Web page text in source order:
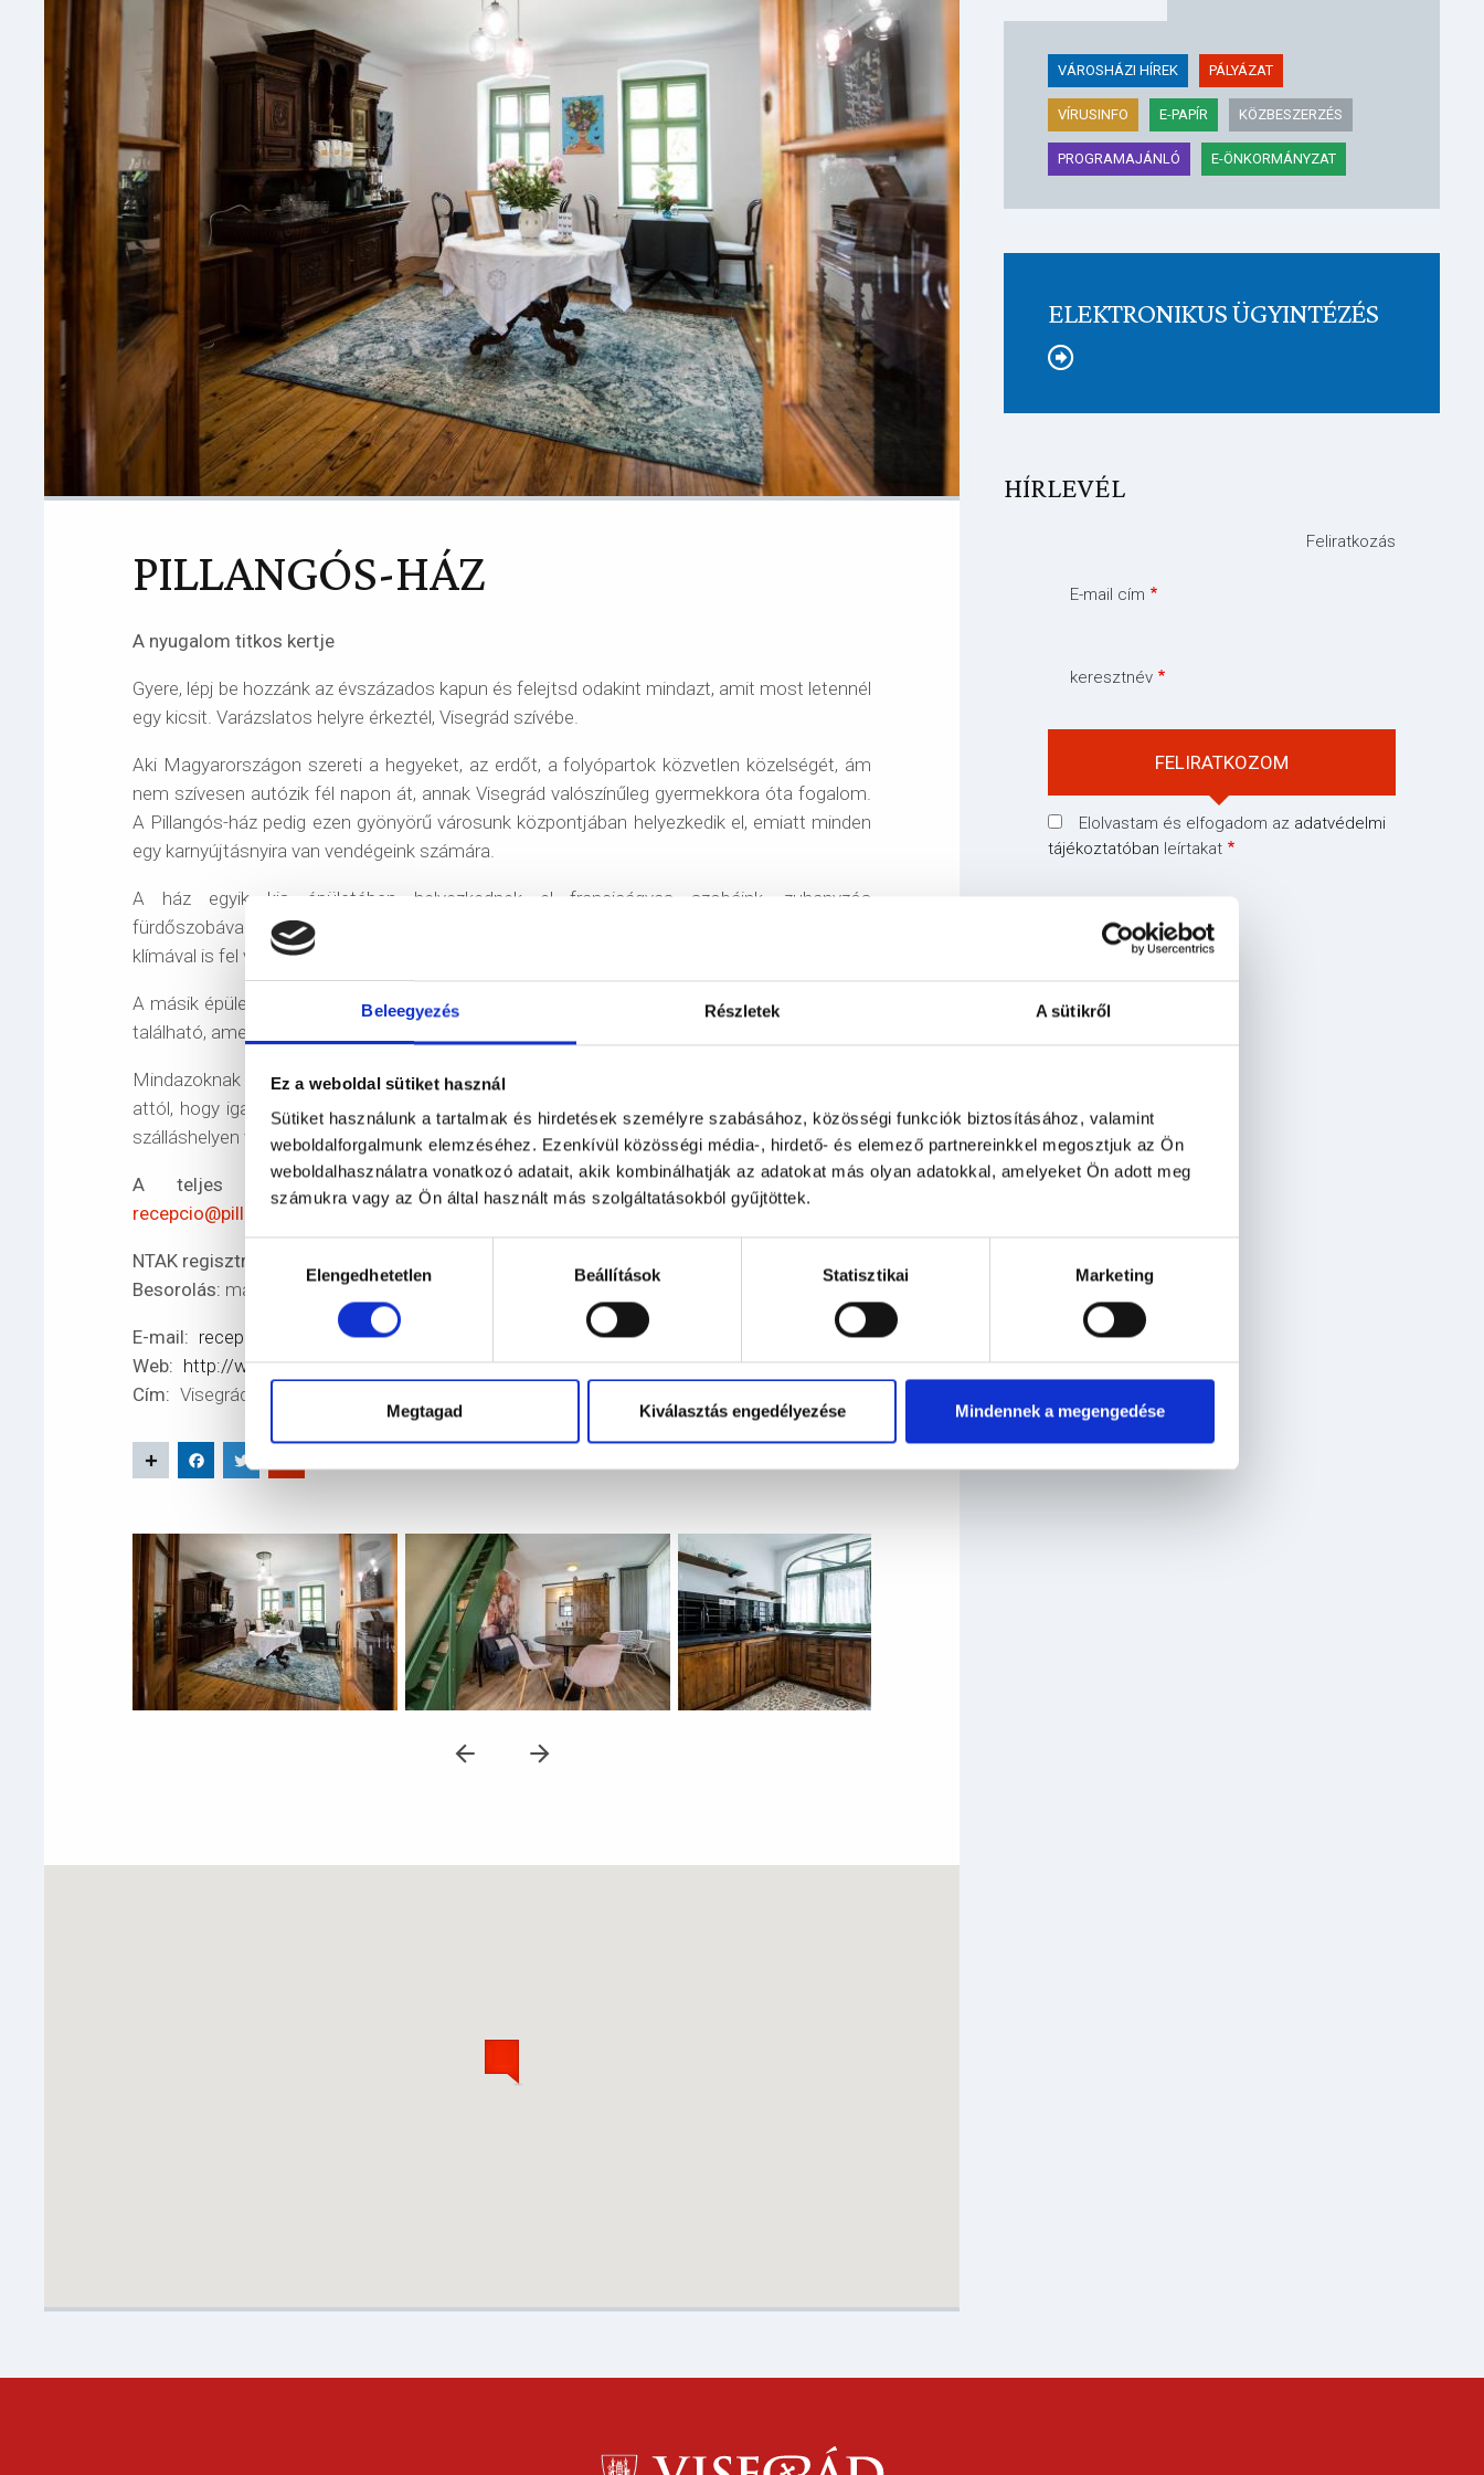
Beleegyezés Részletek A sütikről
Ez a weboldal sütiket használ
Sütiket használunk a tartalmak és hirdetések személyre szabásához, közösségi funkciók biztosításához, valamint
weboldalforgalmunk elemzéséhez. Ezenkívül közösségi média-, hirdető- és elemező partnereinkkel megosztjuk az Ön
weboldalhasználatra vonatkozó adatait, akik kombinálhatják az adatokat más olyan adatokkal, amelyeket Ön adott meg
számukra vagy az Ön által használt más szolgáltatásokból gyűjtöttek.
kiválasztásaElengedhetetlen Beállítások Statisztikai Marketing
Megtagad Kiválasztás engedélyezése Mindennek a megengedése
PILLANGÓS-HÁZ
A nyugalom titkos kertje
Gyere, lépj be hozzánk az évszázados kapun és felejtsd odakint mindazt, amit most letennél
egy kicsit. Varázslatos helyre érkeztél, Visegrád szívébe.
Aki Magyarországon szereti a hegyeket, az erdőt, a folyópartok közvetlen közelségét, ám
nem szívesen autózik fél napon át, annak Visegrád valószínűleg gyermekkora óta fogalom.
A Pillangós-ház pedig ezen gyönyörű városunk központjában helyezkedik el, emiatt minden
egy karnyújtásnyira van vendégeink számára.
A ház egyik kis épületében helyezkednek el franciaágyas szobáink, zuhanyzós
fürdőszobával, valamint a 4 fős apartmanunk. Szobáink kávé- teafőzővel, mini hűtővel és
klímával is fel vannak szerelve. Az apartmanhoz saját konyha, étkező és nappali is tartozik.
A másik épületben egy teljesen felszerelt egyedi konyha, étkező és egy hangulatos nappali
található, amely felár ellenében használható.
Mindazoknak ajánljuk szeretettel, akik rendhagyó környezetben kívánnak pihenni, függetlenül
attól, hogy igazi nagy elvonulás, meditációs időtöltés, vagy egyszerűen csak egy izgalmas
szálláshelyen való feltöltődés a cél.
A teljes ház bérléssel kapcsolatban kérd egyedi ajánlatunkat a
recepcio@pillangos-haz.hu
e-mail címen.
NTAK regisztrációs szám:
Besorolás: magánszálláshely
E-mail
recepcio@pillangos-haz.hu
Web
http://www.pillangos-haz.hu
Cím
Visegrád, Nagy Lajos u. 8, 2025 Magyarország
Share Facebook
VÁROSHÁZI HÍREK PÁLYÁZAT
VÍRUSINFO E-PAPÍR KÖZBESZERZÉS
PROGRAMAJÁNLÓ E-ÖNKORMÁNYZAT
ELEKTRONIKUS ÜGYINTÉZÉS
HÍRLEVÉL
Feliratkozás
E-mail cím
keresztnév
Elolvastam és elfogadom az adatvédelmi
tájékoztatóban leírtakat